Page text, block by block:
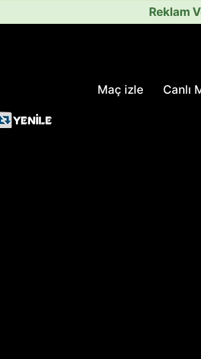
Reklam
Maç izle Canlı